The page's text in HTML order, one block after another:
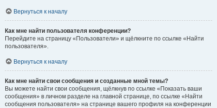
Вернуться к началу
Как мне найти пользователя конференции?
Перейдите на страницу «Пользователи» и щёлкните по ссылке «Найти
пользователя».
Вернуться к началу
Как мне найти свои сообщения и созданные мной темы?
Вы можете найти свои сообщения, щёлкнув по ссылке «Показать ваши
сообщения» в личном разделе на главной странице, по ссылке «Найти
сообщения пользователя» на странице вашего профиля на конференции